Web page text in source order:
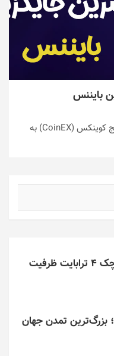
حتما تا این لحظه اسم صرافی و اکسچنج کوینکس (CoinEX) به
این کارت حافظه کوچک ۴ ترابایت ظرفیت
بازی/ Age of 2048؛ بزرگ‌ترین تمدن جهان